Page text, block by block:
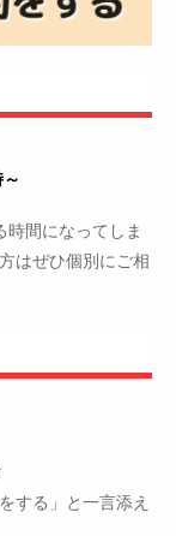
時間になってしま
はぜひ個別にご相
する」と一言添え